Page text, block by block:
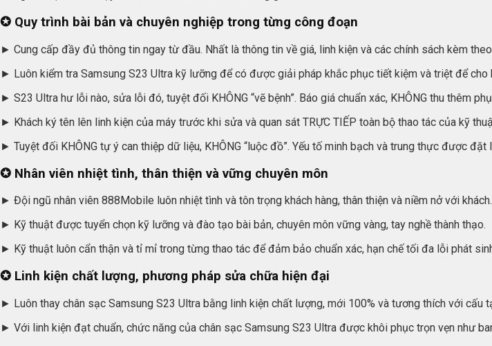
✪ Quy trình bài bản và chuyên nghiệp trong từng công đoạn
► Cung cấp đầy đủ thông tin ngay từ đầu. Nhất là thông tin về giá, linh kiện và các chính sách kèm
► Luôn kiểm tra Samsung S23 Ultra kỹ lưỡng để có được giải pháp khắc phục tiết kiệm và triệt để cho
► S23 Ultra hư lỗi nào, sửa lỗi đó, tuyệt đối KHÔNG “vẽ bệnh”. Báo giá chuẩn xác, KHÔNG thu thêm
► Khách ký tên lên linh kiện của máy trước khi sửa và quan sát TRỰC TIẾP toàn bộ thao tác của kỹ
► Tuyệt đối KHÔNG tự ý can thiệp dữ liệu, KHÔNG “luộc đồ”. Yếu tố minh bạch và trung thực được đặt
✪ Nhân viên nhiệt tình, thân thiện và vững chuyên môn
► Đội ngũ nhân viên 888Mobile luôn nhiệt tình và tôn trọng khách hàng, thân thiện và niềm nở với khách.
► Kỹ thuật được tuyển chọn kỹ lưỡng và đào tạo bài bản, chuyên môn vững vàng, tay nghề thành thạo.
► Kỹ thuật luôn cẩn thận và tỉ mỉ trong từng thao tác để đảm bảo chuẩn xác, hạn chế tối đa lỗi phát
✪ Linh kiện chất lượng, phương pháp sửa chữa hiện đại
► Luôn thay chân sạc Samsung S23 Ultra bằng linh kiện chất lượng, mới 100% và tương thích với cấu
► Với linh kiện đạt chuẩn, chức năng của chân sạc Samsung S23 Ultra được khôi phục trọn vẹn như